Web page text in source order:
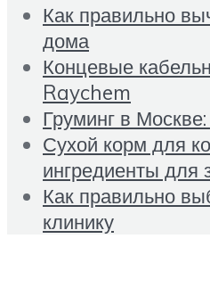
Как правильно
дома
Концевые
Raychem
Груминг в
Сухой корм для
ингредиенты для
Как правильно
клинику